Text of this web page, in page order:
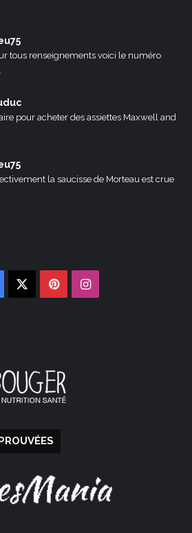
tous renseignements voici le numéro
pour acheter des assiettes Maxwell and
la saucisse de Morteau est crue
Facebook PinterestInstagram